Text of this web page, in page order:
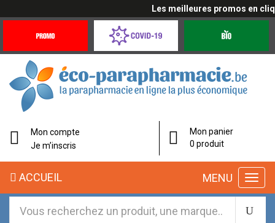
Les meilleures promos en
Offres
Coronavirus
éco-
parapharmacie.fr
éco-
parapharmacie.fr
Mon compte
Je m’inscris
Mon panier
0 produit
MENU
ACCUEIL